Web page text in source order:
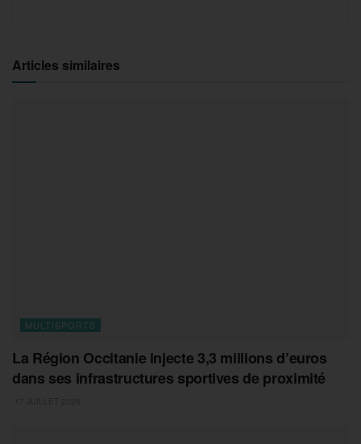
Articles similaires
MULTISPORTS
La Région Occitanie injecte 3,3 millions d’euros
dans ses infrastructures sportives de proximité